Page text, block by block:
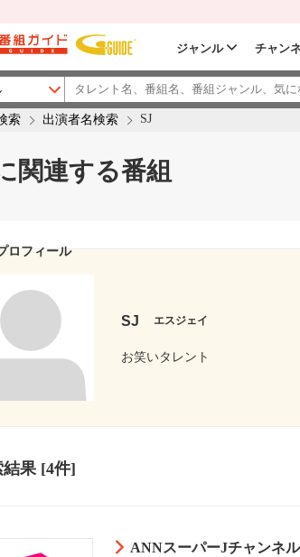
ジャンル チャン
索 出演者名検索 SJ
関連する番組
ロフィール
SJ エスジェイ
お笑いタレント
結果[4件]
ANNスーパーJチャンネ